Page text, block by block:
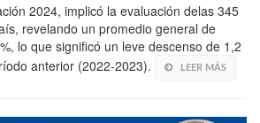
2024, implicó la evaluación delas 345
revelando un promedio general de
lo que significó un leve descenso de 1,2
anterior (2022-2023).
LEER MÁS